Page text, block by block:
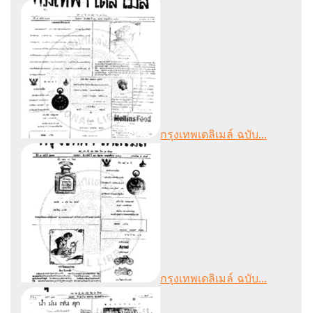
กรุงเทพเดลิเมล์ ฉบับ...
กรุงเทพเดลิเมล์ ฉบับ...